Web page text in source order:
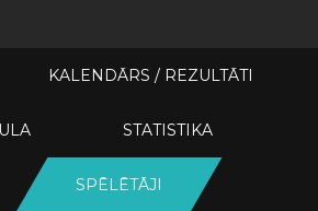
KALENDĀRS / REZULTĀTI
STATISTIKA
SPĒLĒTĀJI